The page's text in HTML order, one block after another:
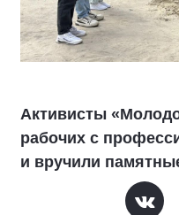
Активисты
рабочих с
и вручили